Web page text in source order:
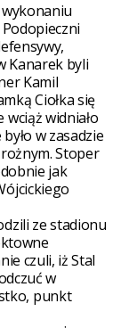
Kanarek byli
Kamil
Ciołka się
wciąż widniało
w zasadzie
Stoper
jak
ze stadionu
czuli, iż Stal
w
punkt